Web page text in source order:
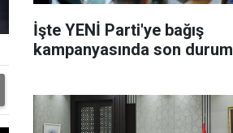
İşte YENİ Parti'ye bağış
kampanyasında son durum